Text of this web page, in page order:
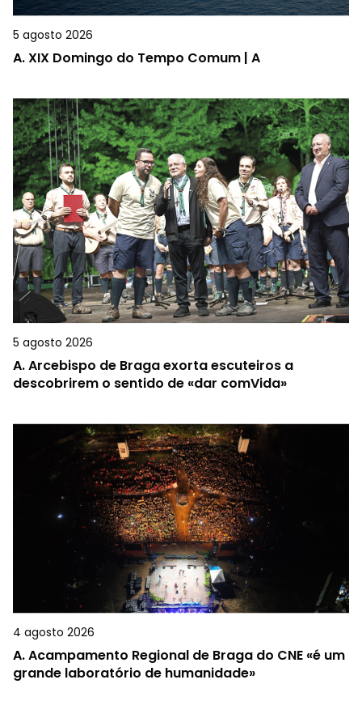
5 agosto 2026
A.XIX Domingo do Tempo Comum | A
5 agosto 2026
A.Arcebispo de Braga exorta escuteiros a
descobrirem o sentido de «dar comVida»
4 agosto 2026
A.Acampamento Regional de Braga do CNE «é um
grande laboratório de humanidade»